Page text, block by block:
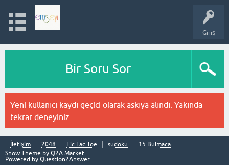
Giriş
Bir Soru Sor
Yeni kullanıcı kaydı geçici olarak askıya alındı. Yakında
tekrar deneyiniz.
İletişim 2048 Tic Tac Toe sudoku
15 Bulmaca
Snow Theme by Q2A Market
Powered by Question2Answer